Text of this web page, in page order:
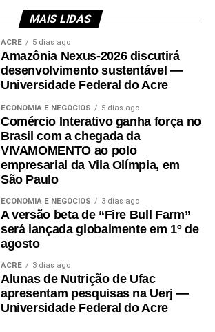
MAIS LIDAS
ACRE 5 dias ago
Amazônia Nexus-2026 discutirá
desenvolvimento sustentável —
Universidade Federal do Acre
ECONOMIA E NEGÓCIOS 5 dias ago
Comércio Interativo ganha força no
Brasil com a chegada da
VIVAMOMENTO ao polo
empresarial da Vila Olímpia, em
São Paulo
ECONOMIA E NEGÓCIOS 3 dias ago
A versão beta de “Fire Bull Farm”
será lançada globalmente em 1º de
agosto
ACRE 3 dias ago
Alunas de Nutrição de Ufac
apresentam pesquisas na Uerj —
Universidade Federal do Acre